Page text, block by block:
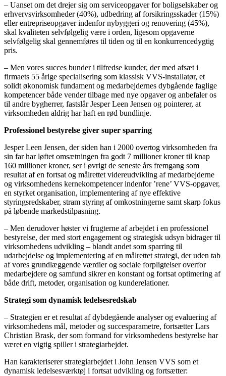
– Uanset om det drejer sig om serviceopgaver for boligselskaber og
erhvervsvirksomheder (40%), udbedring af forsikringsskader (15%)
eller entrepriseopgaver indenfor nybyggeri og renovering (45%),
skal kvaliteten selvfølgelig være i orden, ligesom opgaverne
selvfølgelig skal gennemføres til tiden og til en konkurrencedygtig
pris.
– Men vores succes bunder i tilfredse kunder, der med afsæt i
firmaets 55 årige specialisering som klassisk VVS-installatør, et
solidt økonomisk fundament og medarbejdernes dybgående faglige
kompetencer både vender tilbage med nye opgaver og anbefaler os
til andre bygherrer, fastslår Jesper Leen Jensen og pointerer, at
virksomheden aldrig har haft en rød bundlinje.
Professionel bestyrelse giver super sparring
Jesper Leen Jensen, der siden han i 2000 overtog virksomheden fra
sin far har løftet omsætningen fra godt 7 millioner kroner til knap
160 millioner kroner, ser i øvrigt de seneste års fremgang som
resultat af en fortsat og målrettet videreudvikling af medarbejderne
og virksomhedens kernekompetencer indenfor ’rene’ VVS-opgaver,
en styrket organisation, implementering af nye effektive
styringsredskaber, stram styring af omkostningerne samt skarp fokus
på løbende markedstilpasning.
– Men derudover høster vi frugterne af arbejdet i en professionel
bestyrelse, der med stort engagement og strategisk udsyn bidrager til
virksomhedens udvikling – blandt andet som sparring til
udarbejdelse og implementering af en målrettet strategi, der uden tab
af vores grundlæggende værdier og sociale forpligtelser overfor
medarbejdere og samfund sikrer en konstant og fortsat optimering af
både drift, metoder, organisation og kunderelationer.
Strategi som dynamisk ledelsesredskab
– Strategien er et resultat af dybdegående analyser og evaluering af
virksomhedens mål, metoder og succesparametre, fortsætter Lars
Christian Brask, der som formand for virksomhedens bestyrelse har
været en vigtig spiller i strategiarbejdet.
Han karakteriserer strategiarbejdet i John Jensen VVS som et
dynamisk ledelsesværktøj i fortsat udvikling og fortsætter: